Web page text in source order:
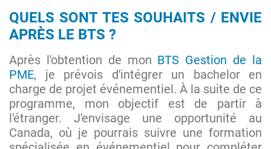
QUELS SONT TES SOUHAITS / ENVIE
APRÈS LE BTS ?
Après l'obtention de mon BTS Gestion de la
PME, je prévois d'intégrer un bachelor en
charge de projet événementiel. À la suite de ce
programme, mon objectif est de partir à
l'étranger. J'envisage une opportunité au
Canada, où je pourrais suivre une formation